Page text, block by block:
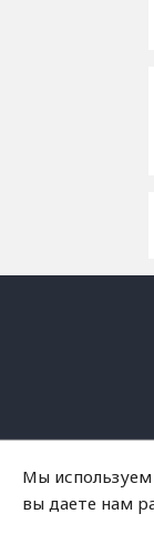
Мы используем
вы даете нам